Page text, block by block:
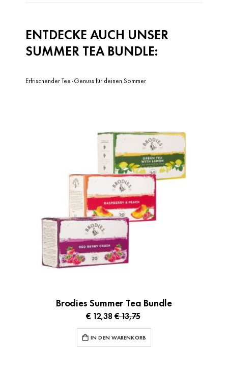
ENTDECKE AUCH UNSER
SUMMER TEA BUNDLE:
Erfrischender Tee-Genuss für deinen Sommer
Brodies Summer Tea Bundle
€ 12,38 € 13,75
IN DEN WARENKORB